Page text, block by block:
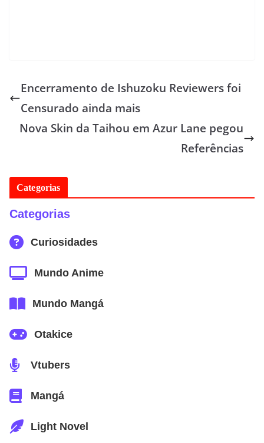
Encerramento de Ishuzoku Reviewers foi
Censurado ainda mais
Nova Skin da Taihou em Azur Lane pegou
Referências
Categorias
Categorias
Curiosidades
Mundo Anime
Mundo Mangá
Otakice
Vtubers
Mangá
Light Novel